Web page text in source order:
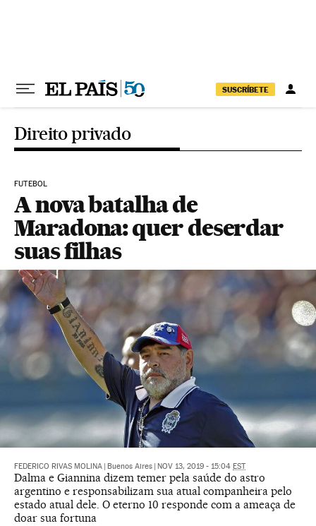
SUSCRÍBETE
Direito privado
FUTEBOL
A nova batalha de
Maradona: quer deserdar
suas filhas
FEDERICO RIVAS MOLINA Buenos Aires NOV 13, 2019 - 15:04 EST
Dalma e Giannina dizem temer pela saúde do astro
argentino e responsabilizam sua atual companheira pelo
estado atual dele. O eterno 10 responde com a ameaça de
doar sua fortuna